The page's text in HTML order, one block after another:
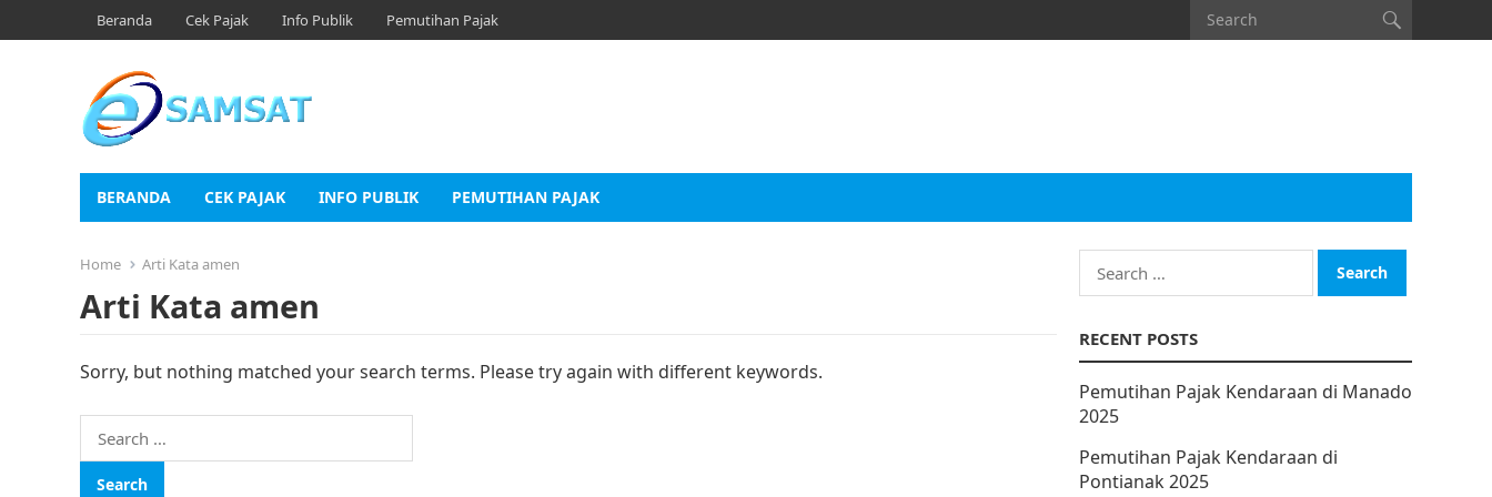
Beranda Cek Pajak Info Publik Pemutihan Pajak
BERANDA CEK PAJAK INFO PUBLIK PEMUTIHAN PAJAK
Home Arti Kata amen
Arti Kata amen
Sorry, but nothing matched your search terms. Please try again with different keywords.
Search
for:
Search
for:
RECENT POSTS
Pemutihan Pajak Kendaraan di Manado
2025
Pemutihan Pajak Kendaraan di
Pontianak 2025